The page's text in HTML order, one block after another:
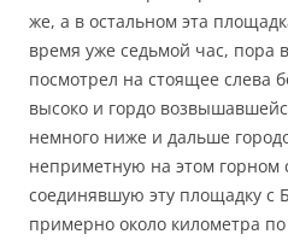
же, а в остальном эта
время уже седьмой час, пора
посмотрел на стоящее слева
высоко и гордо
немного ниже и дальше
неприметную на этом горном
соединявшую эту площадку с
примерно около километра